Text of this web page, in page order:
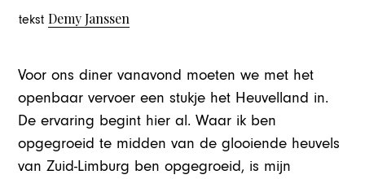
tekstDemy Janssen
Voor ons diner vanavond moeten we met het
openbaar vervoer een stukje het Heuvelland in.
De ervaring begint hier al. Waar ik ben
opgegroeid te midden van de glooiende heuvels
van Zuid-Limburg ben opgegroeid, is mijn